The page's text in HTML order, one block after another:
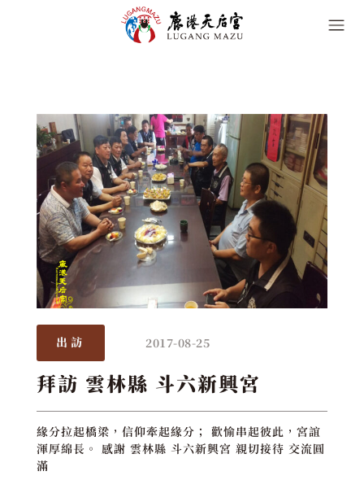
出訪 2017-08-25
拜訪 雲林縣 斗六新興宮
緣分拉起橋梁，信仰牽起緣分； 歡愉串起彼此，宮誼
渾厚綿長。 感謝 雲林縣 斗六新興宮 親切接待 交流圓
滿